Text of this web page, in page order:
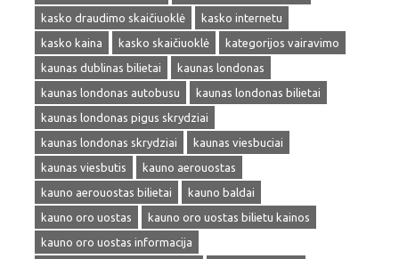
kasko draudimo skaičiuoklė
kasko internetu
kasko kaina
kasko skaičiuoklė
kategorijos vairavimo
kaunas dublinas bilietai
kaunas londonas
kaunas londonas autobusu
kaunas londonas bilietai
kaunas londonas pigus skrydziai
kaunas londonas skrydziai
kaunas viesbuciai
kaunas viesbutis
kauno aerouostas
kauno aerouostas bilietai
kauno baldai
kauno oro uostas
kauno oro uostas bilietu kainos
kauno oro uostas informacija